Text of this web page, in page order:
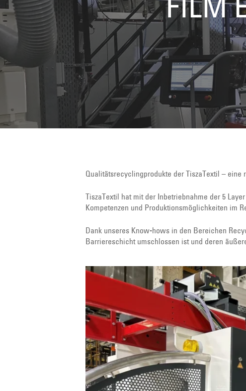
Qualitätsrecyclingprodukte der TiszaTextil – eine
TiszaTextil hat mit der Inbetriebnahme der 5
Kompetenzen und Produktionsmöglichkeiten im
Dank unseres Know-hows in den Bereichen
Barriereschicht umschlossen ist und deren